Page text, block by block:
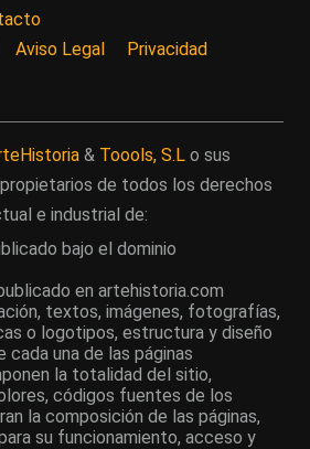
Aviso Legal Privacidad
& Toools, S.L o sus
de todos los derechos
e industrial de:
bajo el dominio
en artehistoria.com
textos, imágenes, fotografías,
o logotipos, estructura y diseño
una de las páginas
la totalidad del sitio,
códigos fuentes de los
la composición de las páginas,
su funcionamiento, acceso y